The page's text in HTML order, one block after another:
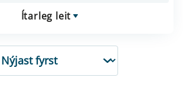
Ítarleg leit